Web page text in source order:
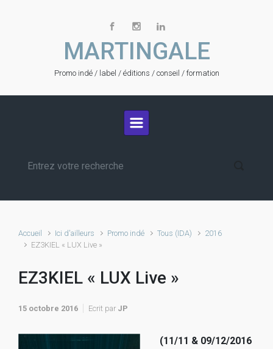
MARTINGALE
Promo indé / label / éditions / conseil / formation
Accueil Ici d'ailleurs Promo indé Tous (IDA)
2016
EZ3KIEL « LUX Live »
EZ3KIEL « LUX Live »
15 octobre 2016 Ecrit par JP
(11/11 & 09/12/2016